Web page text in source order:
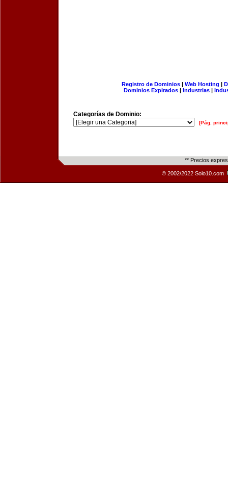
Registro de Dominios| Web Hosting |
Dominios Expirados | Industrias |
Categorías de Dominio:
[Pág.
** Precios
© 2002/2022 Solo10.com